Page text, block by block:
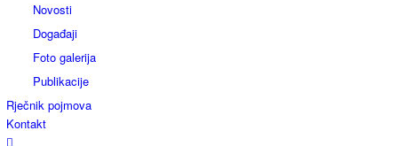
Novosti
Događaji
Foto galerija
Publikacije
Rječnik pojmova
Kontakt